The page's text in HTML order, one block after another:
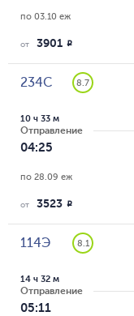
по 03.10 еж
от 3901 R
234С 8.7
Отправление
04:25
10 ч 33 м
по 28.09 еж
от 3523 R
114Э 8.1
Отправление
05:11
14 ч 32 м